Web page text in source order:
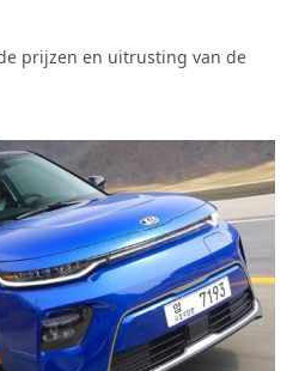
prijzen en uitrusting van de